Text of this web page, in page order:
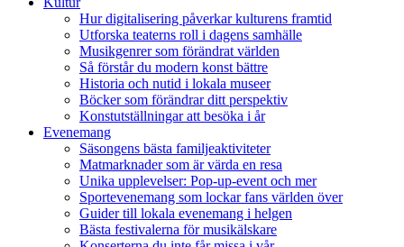
Hur digitalisering påverkar kulturens framtid
Utforska teaterns roll i dagens samhälle
Musikgenrer som förändrat världen
Så förstår du modern konst bättre
Historia och nutid i lokala museer
Böcker som förändrar ditt perspektiv
Konstutställningar att besöka i år
Evenemang
Säsongens bästa familjeaktiviteter
Matmarknader som är värda en resa
Unika upplevelser: Pop-up-event och mer
Sportevenemang som lockar fans världen över
Guider till lokala evenemang i helgen
Bästa festivalerna för musikälskare